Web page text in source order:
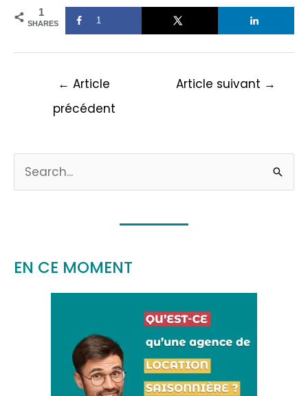
1
SHARES 1
← Article
précédent
Article suivant →
e
rEN CE MOMENT
Note : 1 sur 5.